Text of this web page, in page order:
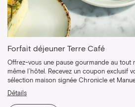
Forfait déjeuner Terre Café
Offrez-vous une pause gourmande au tout
même l’hôtel. Recevez un coupon exclusif
sélection maison signée Chronicle et
Détails